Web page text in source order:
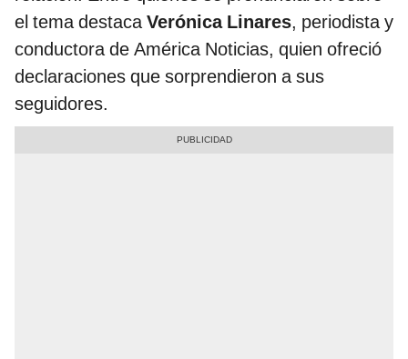
el tema destacaVerónica Linares, periodista y
conductora de América Noticias, quien ofreció
declaraciones que sorprendieron a sus
seguidores.